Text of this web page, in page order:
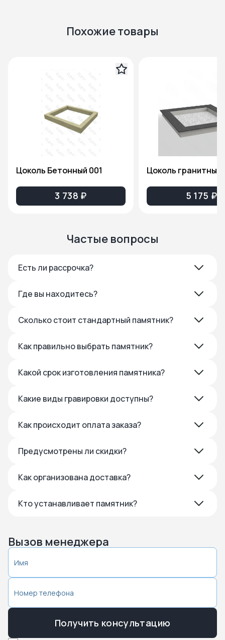
Похожие товары
Цоколь Бетонный 001
3 738 ₽
Цоколь гранитный
5 175 ₽
Частые вопросы
Есть ли рассрочка?
Где вы находитесь?
Сколько стоит стандартный памятник?
Как правильно выбрать памятник?
Какой срок изготовления памятника?
Какие виды гравировки доступны?
Как происходит оплата заказа?
Предусмотрены ли скидки?
Как организована доставка?
Кто устанавливает памятник?
Вызов менеджера
Получить консультацию